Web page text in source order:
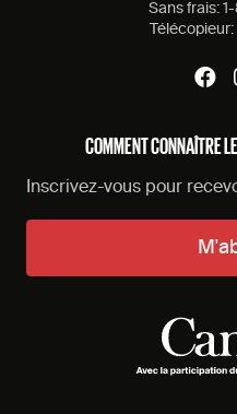
Sans frais:
Télécopieur:
COMMENT CONNAÎTRE
Inscrivez-vous pour